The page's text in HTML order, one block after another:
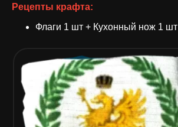
Рецепты крафта:
Флаги 1 шт + Кухонный нож 1 шт